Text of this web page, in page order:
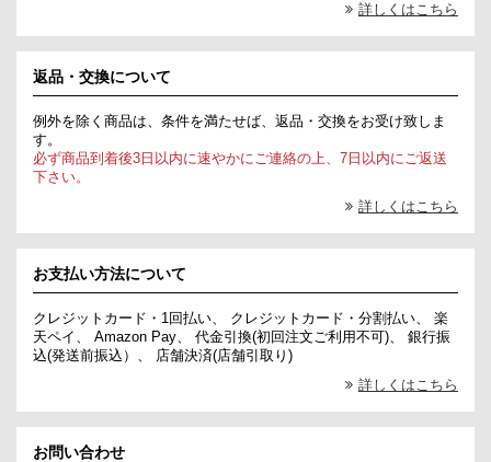
詳しくはこちら
返品・交換について
例外を除く商品は、条件を満たせば、返品・交換をお受け致しま
す。
必ず商品到着後3日以内に速やかにご連絡の上、7日以内にご返送
下さい。
詳しくはこちら
お支払い方法について
クレジットカード・1回払い、 クレジットカード・分割払い、 楽
天ペイ、 Amazon Pay、 代金引換(初回注文ご利用不可)、 銀行振
込(発送前振込）、 店舗決済(店舗引取り)
詳しくはこちら
お問い合わせ